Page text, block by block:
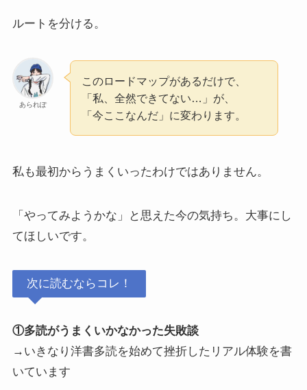
ルートを分ける。
あられぽ
このロードマップがあるだけで、
「私、全然できてない…」が、
「今ここなんだ」に変わります。
私も最初からうまくいったわけではありません。
「やってみようかな」と思えた今の気持ち。大事にし
てほしいです。
次に読むならコレ！
①多読がうまくいかなかった失敗談
→いきなり洋書多読を始めて挫折したリアル体験を書
いています